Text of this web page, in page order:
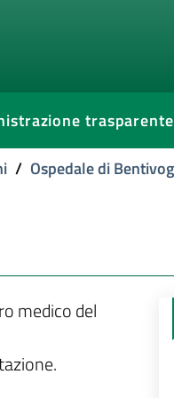
trasparente
/ Ospedale di
medico del